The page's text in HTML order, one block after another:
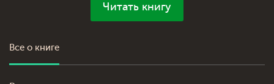
Читать книгу
Все о книге